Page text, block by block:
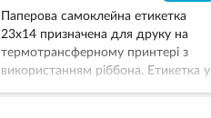
Паперова самоклейна етикетка
23х14 призначена для друку на
термотрансферному принтері з
використанням ріббона. Етикетка у